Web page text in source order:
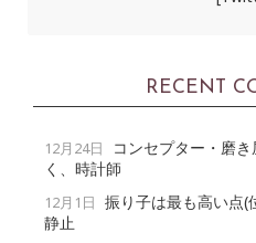
RECENT
12月24日
コンセプター・磨
く、時計師
12月1日 振り子は最も高い点(
静止